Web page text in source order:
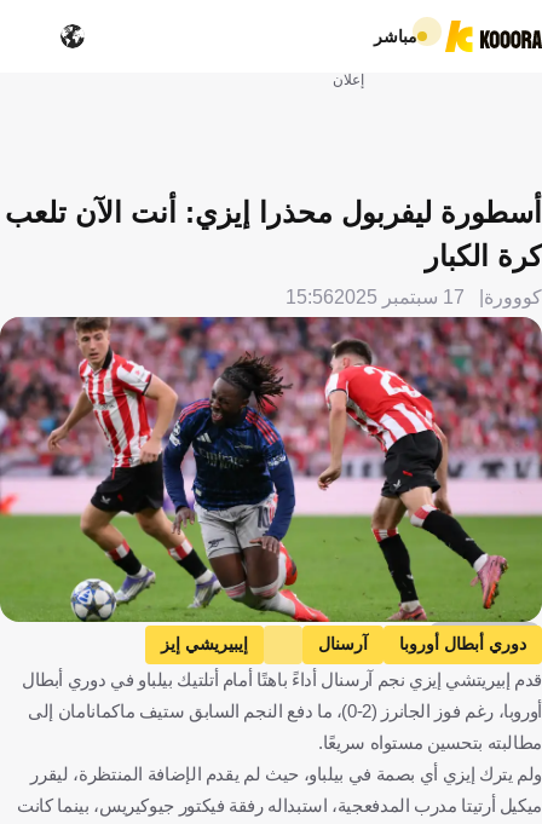
مباشر
إعلان
أسطورة ليفربول محذرا إيزي: أنت الآن تلعب
كرة الكبار
كووورة 17 سبتمبر 2025 15:56
Getty Images
دوري أبطال أوروبا آرسنال
إيبيريشي إيز
ستيف مكمانامان
إنجلترا كرة قدم
قدم إبيريتشي إيزي نجم آرسنال أداءً باهتًا أمام أتلتيك بيلباو في دوري أبطال
أوروبا، رغم فوز الجانرز (2-0)، ما دفع النجم السابق ستيف ماكمانامان إلى
مطالبته بتحسين مستواه سريعًا.
ولم يترك إيزي أي بصمة في بيلباو، حيث لم يقدم الإضافة المنتظرة، ليقرر
ميكيل أرتيتا مدرب المدفعجية، استبداله رفقة فيكتور جيوكيريس، بينما كانت